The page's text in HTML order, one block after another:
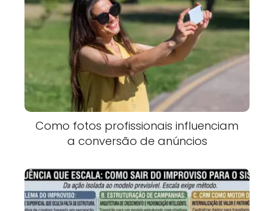
Como fotos profissionais influenciam
a conversão de anúncios